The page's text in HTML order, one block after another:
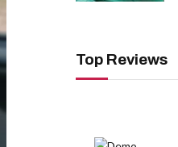
Top Reviews